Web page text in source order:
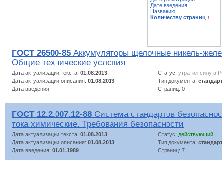
Дате введения
Названию
Количеству страниц ↑
ГОСТ 26500-85 Аккумуляторы щелочные никель-
Общие технические условия
Дата актуализации текста: 01.08.2013 Статус: утратил силу в
Дата актуализации описания: 01.08.2013 Тип документа: стандарт
Дата введения:
Страниц: 0
ГОСТ 12.2.007.12-88 Система стандартов
тока химические. Требования безопасности
Дата актуализации текста: 01.08.2013 Статус: действующий
Дата актуализации описания: 01.08.2013 Тип документа: стандарт
Дата введения: 01.01.1989 Страниц: 7